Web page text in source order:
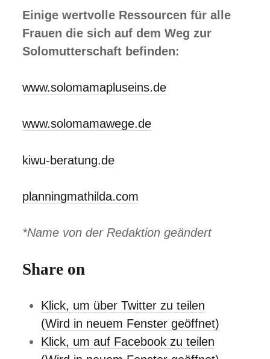
Einige wertvolle Ressourcen für alle
Frauen die sich auf dem Weg zur
Solomutterschaft befinden:
www.solomamapluseins.de
www.solomamawege.de
kiwu-beratung.de
planningmathilda.com
*Name von der Redaktion geändert
Share on
Klick, um über Twitter zu teilen
(Wird in neuem Fenster geöffnet)
Klick, um auf Facebook zu teilen